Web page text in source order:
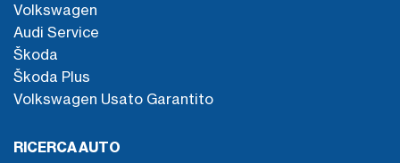
Volkswagen
Audi Service
Škoda
Škoda Plus
Volkswagen Usato Garantito
RICERCA AUTO